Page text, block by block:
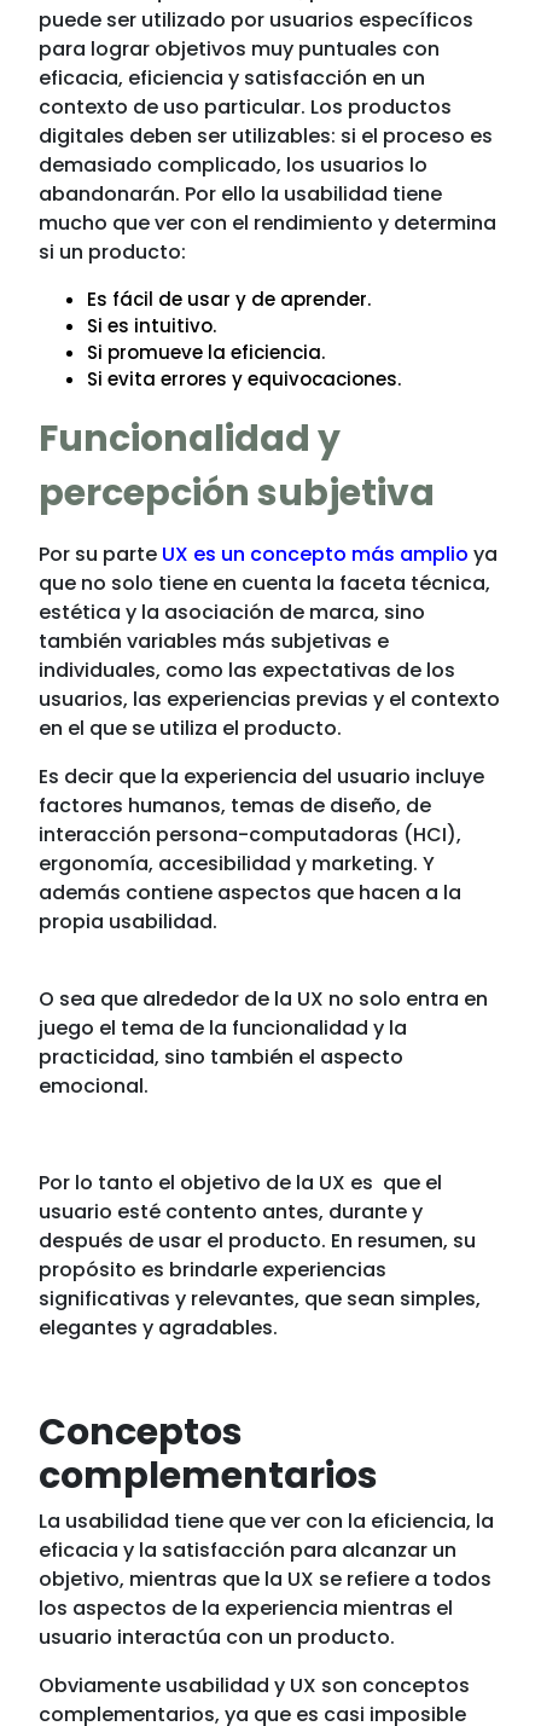
puede ser utilizado por usuarios específicos
para lograr objetivos muy puntuales con
eficacia, eficiencia y satisfacción en un
contexto de uso particular. Los productos
digitales deben ser utilizables: si el proceso es
demasiado complicado, los usuarios lo
abandonarán. Por ello la usabilidad tiene
mucho que ver con el rendimiento y determina
si un producto:
Es fácil de usar y de aprender.
Si es intuitivo.
Si promueve la eficiencia.
Si evita errores y equivocaciones.
Funcionalidad y
percepción subjetiva
Por su parte UX es un concepto más amplio ya
que no solo tiene en cuenta la faceta técnica,
estética y la asociación de marca, sino
también variables más subjetivas e
individuales, como las expectativas de los
usuarios, las experiencias previas y el contexto
en el que se utiliza el producto.
Es decir que la experiencia del usuario incluye
factores humanos, temas de diseño, de
interacción persona-computadoras (HCI),
ergonomía, accesibilidad y marketing. Y
además contiene aspectos que hacen a la
propia usabilidad.
O sea que alrededor de la UX no solo entra en
juego el tema de la funcionalidad y la
practicidad, sino también el aspecto
emocional.
Por lo tanto el objetivo de la UX es que el
usuario esté contento antes, durante y
después de usar el producto. En resumen, su
propósito es brindarle experiencias
significativas y relevantes, que sean simples,
elegantes y agradables.
Conceptos
complementarios
La usabilidad tiene que ver con la eficiencia, la
eficacia y la satisfacción para alcanzar un
objetivo, mientras que la UX se refiere a todos
los aspectos de la experiencia mientras el
usuario interactúa con un producto.
Obviamente usabilidad y UX son conceptos
complementarios, ya que es casi imposible